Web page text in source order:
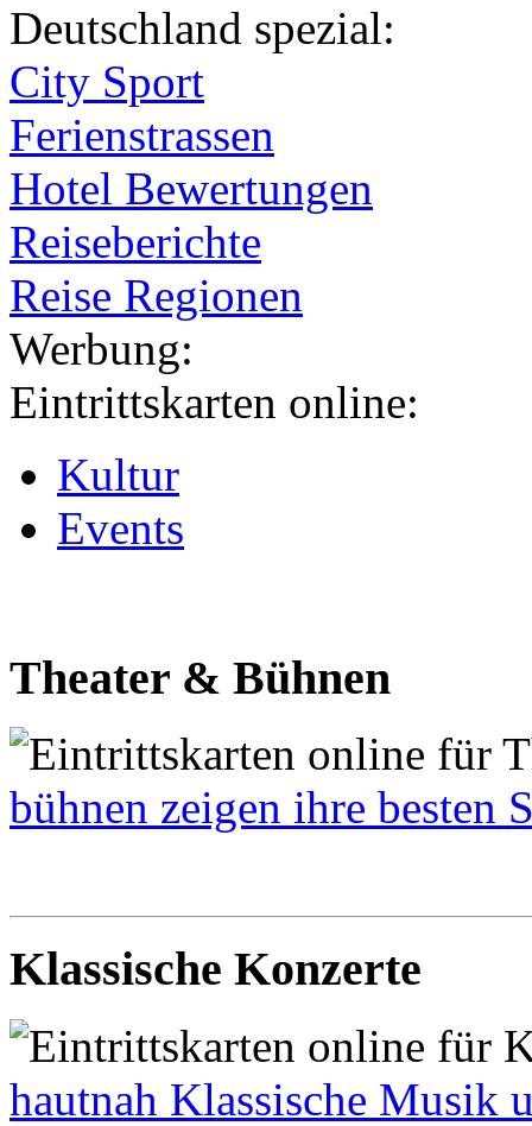
Deutschland spezial:
City Sport
Ferienstrassen
Hotel Bewertungen
Reiseberichte
Reise Regionen
Werbung:
Eintrittskarten online:
Kultur
Events
Theater & Bühnen
bühnen zeigen ihre besten
Klassische Konzerte
hautnah Klassische Musik